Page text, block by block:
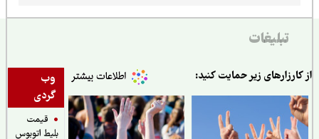
تبلیغات
وب
گردی
قیمت
بلیط اتوبوس
زیر حمایت کنید: